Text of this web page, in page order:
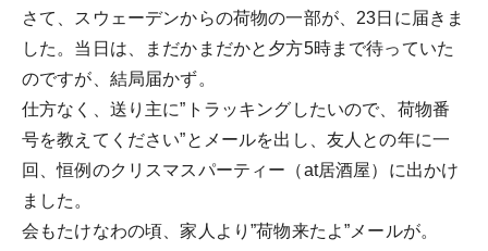
さて、スウェーデンからの荷物の一部が、23日に届きま
した。当日は、まだかまだかと夕方5時まで待っていた
のですが、結局届かず。
仕方なく、送り主に”トラッキングしたいので、荷物番
号を教えてください”とメールを出し、友人との年に一
回、恒例のクリスマスパーティー（at居酒屋）に出かけ
ました。
会もたけなわの頃、家人より”荷物来たよ”メールが。